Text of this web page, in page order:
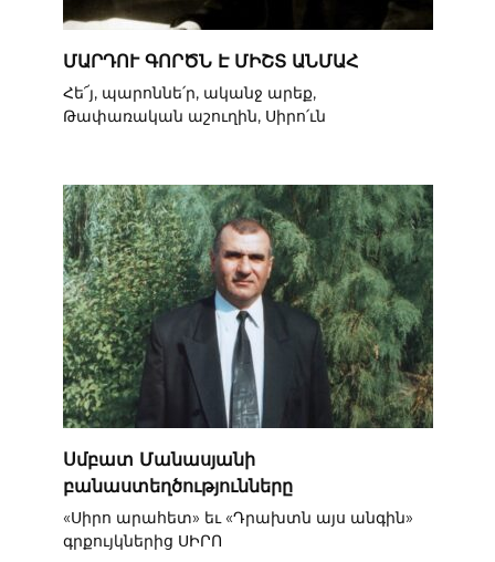
ՄԱՐԴՈՒ ԳՈՐԾՆ Է ՄԻՇՏ ԱՆՄԱՀ
Հե՜յ, պարոննե՛ր, ականջ արեք,
Թափառական աշուղին, Սիրո՛ւն
Սմբատ Մանասյանի
բանաստեղծությունները
«Սիրո արահետ» եւ «Դրախտն այս անգին»
գրքույկներից ՍԻՐՈ